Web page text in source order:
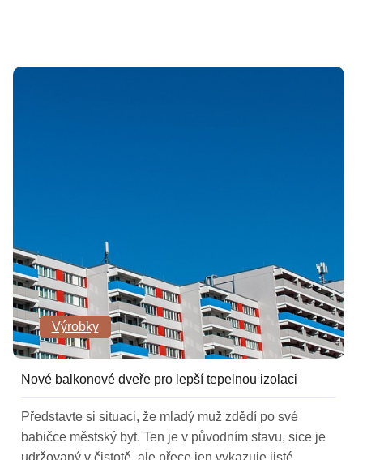
Výrobky
Nové balkonové dveře pro lepší tepelnou izolaci
Představte si situaci, že mladý muž zdědí po své
babičce městský byt. Ten je v původním stavu, sice je